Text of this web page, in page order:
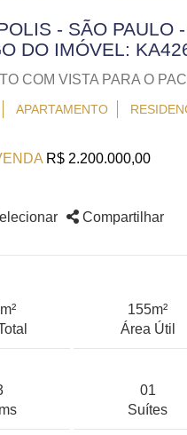
- SÃO PAULO
DO IMÓVEL:
COM VISTA PARA O
APARTAMENTO
R$ 2.200.000,00
Compartilhar
155m²
Área Útil
01
Suítes